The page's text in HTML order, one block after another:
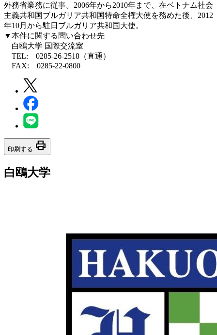
外務省業務に従事。2006年から2010年まで、在ベトナム社会
主義共和国ブルガリア共和国特命全権大使を務めた後、2012
年10月から駐日ブルガリア共和国大使。
▼本件に関する問い合わせ先
白鴎大学 国際交流室
TEL: 0285-26-2518（直通）
FAX: 0285-22-0800
印刷する print
白鴎大学